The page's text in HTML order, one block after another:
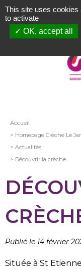
Aller
au
contenu
Fil
d'Ariane
Accueil
Homepage Crèche Le
Actualités
Découvrir la crèche
Publié le 14 février
Située à St
This site uses cookies
to activate
OK, accept all